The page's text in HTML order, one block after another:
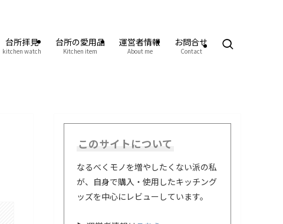
台所拝見
kitchen watch
台所の愛用品
Kitchen item
運営者情報
About me
お問合せ
Contact
このサイトについて
なるべくモノを増やしたくない派の私
が、自身で購入・使用したキッチング
ッズを中心にレビューしています。